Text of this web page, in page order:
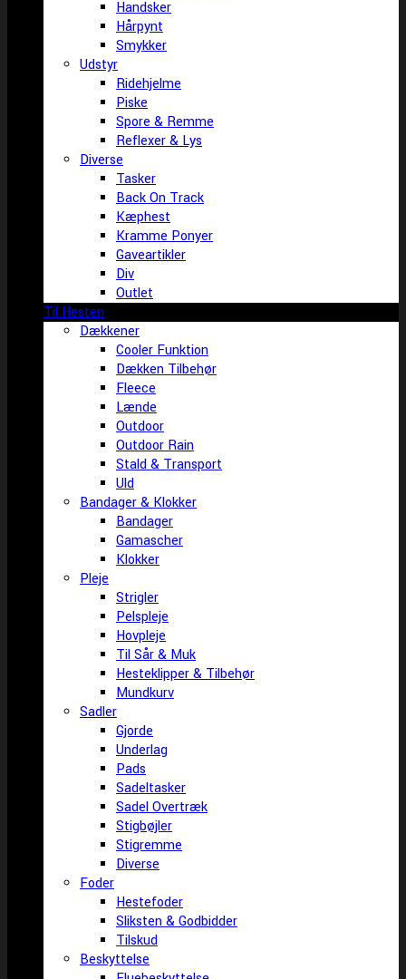
Handsker
Hårpynt
Smykker
Udstyr
Ridehjelme
Piske
Spore & Remme
Reflexer & Lys
Diverse
Tasker
Back On Track
Kæphest
Kramme Ponyer
Gaveartikler
Div
Outlet
Til Hesten
Dækkener
Cooler Funktion
Dækken Tilbehør
Fleece
Lænde
Outdoor
Outdoor Rain
Stald & Transport
Uld
Bandager & Klokker
Bandager
Gamascher
Klokker
Pleje
Strigler
Pelspleje
Hovpleje
Til Sår & Muk
Hesteklipper & Tilbehør
Mundkurv
Sadler
Gjorde
Underlag
Pads
Sadeltasker
Sadel Overtræk
Stigbøjler
Stigremme
Diverse
Foder
Hestefoder
Sliksten & Godbidder
Tilskud
Beskyttelse